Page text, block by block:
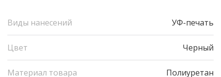
Виды нанесений УФ-печать
Цвет Черный
Материал товара Полиуретан